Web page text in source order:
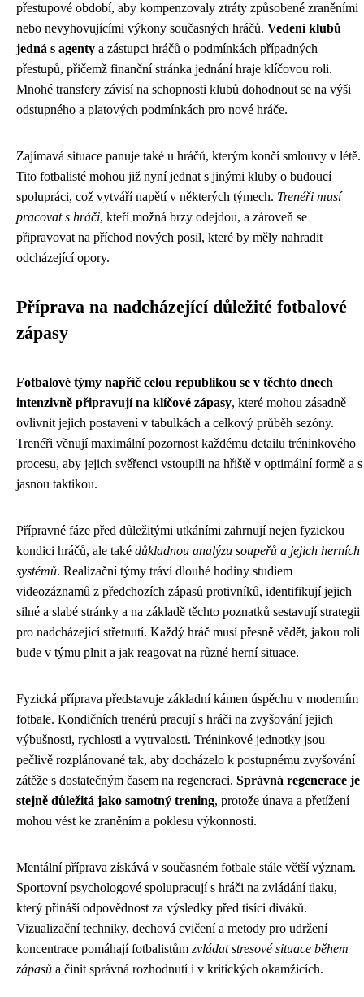
přestupové období, aby kompenzovaly ztráty způsobené zraněními
nebo nevyhovujícími výkony současných hráčů. Vedení klubů
jedná s agenty a zástupci hráčů o podmínkách případných
přestupů, přičemž finanční stránka jednání hraje klíčovou roli.
Mnohé transfery závisí na schopnosti klubů dohodnout se na výši
odstupného a platových podmínkách pro nové hráče.
Zajímavá situace panuje také u hráčů, kterým končí smlouvy v létě.
Tito fotbalisté mohou již nyní jednat s jinými kluby o budoucí
spolupráci, což vytváří napětí v některých týmech. Trenéři musí
pracovat s hráči, kteří možná brzy odejdou, a zároveň se
připravovat na příchod nových posil, které by měly nahradit
odcházející opory.
Příprava na nadcházející důležité fotbalové
zápasy
Fotbalové týmy napříč celou republikou se v těchto dnech
intenzivně připravují na klíčové zápasy, které mohou zásadně
ovlivnit jejich postavení v tabulkách a celkový průběh sezóny.
Trenéři věnují maximální pozornost každému detailu tréninkového
procesu, aby jejich svěřenci vstoupili na hřiště v optimální formě a s
jasnou taktikou.
Přípravné fáze před důležitými utkáními zahrnují nejen fyzickou
kondici hráčů, ale také důkladnou analýzu soupeřů a jejich herních
systémů. Realizační týmy tráví dlouhé hodiny studiem
videozáznamů z předchozích zápasů protivníků, identifikují jejich
silné a slabé stránky a na základě těchto poznatků sestavují strategii
pro nadcházející střetnutí. Každý hráč musí přesně vědět, jakou roli
bude v týmu plnit a jak reagovat na různé herní situace.
Fyzická příprava představuje základní kámen úspěchu v moderním
fotbale. Kondičních trenérů pracují s hráči na zvyšování jejich
výbušnosti, rychlosti a vytrvalosti. Tréninkové jednotky jsou
pečlivě rozplánované tak, aby docházelo k postupnému zvyšování
zátěže s dostatečným časem na regeneraci. Správná regenerace je
stejně důležitá jako samotný trening, protože únava a přetížení
mohou vést ke zraněním a poklesu výkonnosti.
Mentální příprava získává v současném fotbale stále větší význam.
Sportovní psychologové spolupracují s hráči na zvládání tlaku,
který přináší odpovědnost za výsledky před tisíci diváků.
Vizualizační techniky, dechová cvičení a metody pro udržení
koncentrace pomáhají fotbalistům zvládat stresové situace během
zápasů a činit správná rozhodnutí i v kritických okamžicích.